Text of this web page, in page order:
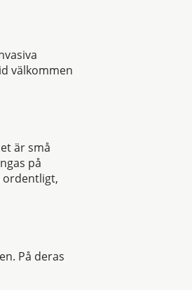
välkommen
är små
på
ordentligt,
På deras